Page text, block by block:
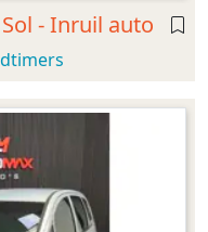
Sol - Inruil auto